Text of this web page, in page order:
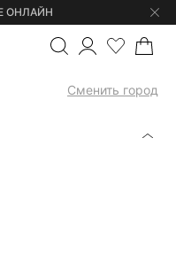
ОНЛАЙН
Сменить город
ПЛАТЬЕ МИДИ С ДРАПИРОВКОЙ